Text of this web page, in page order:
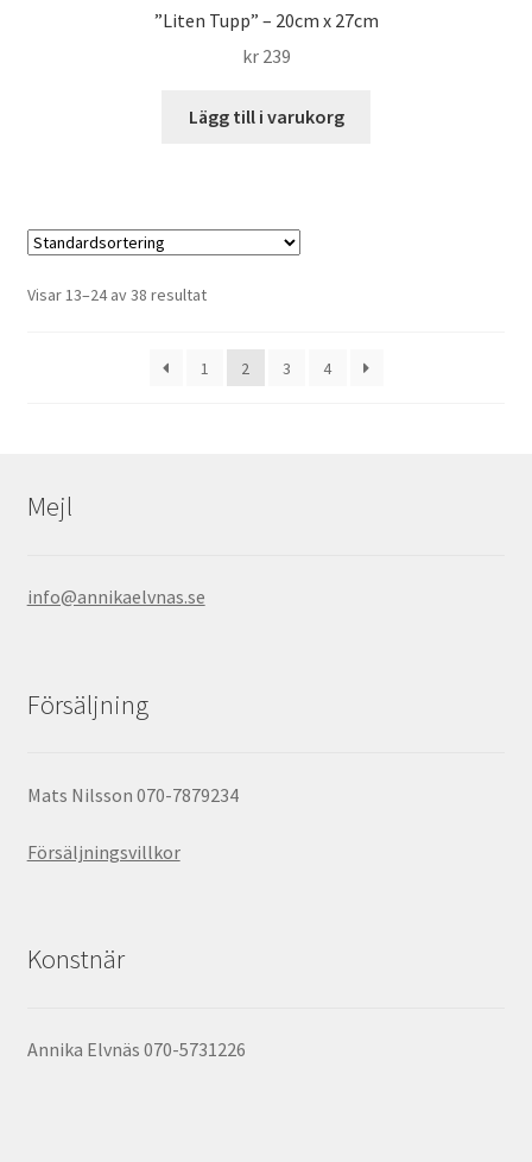
”Liten Tupp” – 20cm x 27cm
kr239
Lägg till i varukorg
Visar 13–24 av 38 resultat
1 2 3 4
Mejl
info@annikaelvnas.se
Försäljning
Mats Nilsson 070-7879234
Försäljningsvillkor
Konstnär
Annika Elvnäs 070-5731226